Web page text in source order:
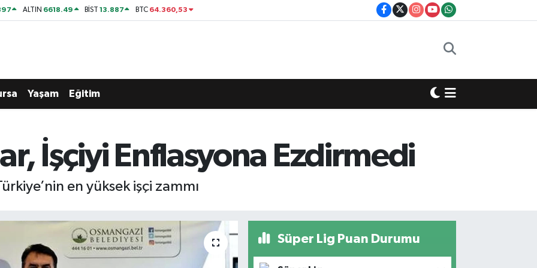
ALTIN 6618.49 BİST13.887 BTC 64.360,53
Yaşam Eğitim
İşçiyi Enflasyona Ezdirmedi
en yüksek işçi zammı
Süper Lig Puan Durumu